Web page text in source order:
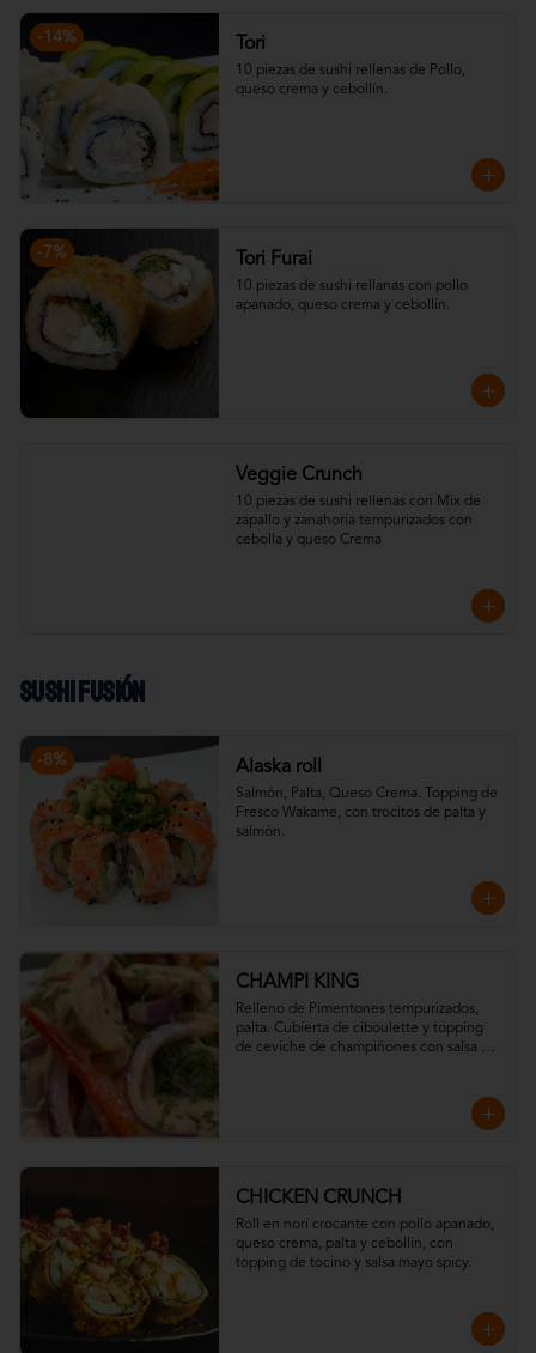
-14% Tori
10 piezas de sushi rellenas de Pollo,
queso crema y cebollín.
-7% Tori Furai
10 piezas de sushi rellanas con pollo
apanado, queso crema y cebollín.
Veggie Crunch
10 piezas de sushi rellenas con Mix de
zapallo y zanahoria tempurizados con
cebolla y queso Crema
Sushi Fusión
-8% Alaska roll
Salmón, Palta, Queso Crema. Topping de
Fresco Wakame, con trocitos de palta y
salmón.
CHAMPI KING
Relleno de Pimentones tempurizados,
palta. Cubierta de ciboulette y topping
de ceviche de champiñones con salsa
CHICKEN CRUNCH
Roll en nori crocante con pollo apanado,
queso crema, palta y cebollin, con
topping de tocino y salsa mayo spicy.